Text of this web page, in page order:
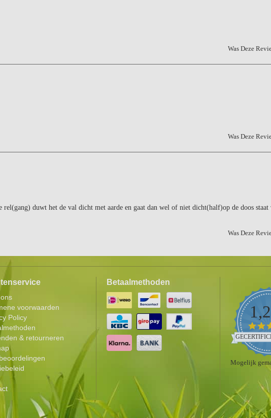
Was Deze
Was Deze
duwt het de val dicht met aarde en gaat dan wel of niet dicht(half)op de doos staat
Was Deze
voorwaarden
Policy
& retourneren
Betaalmethoden
Mogelijk